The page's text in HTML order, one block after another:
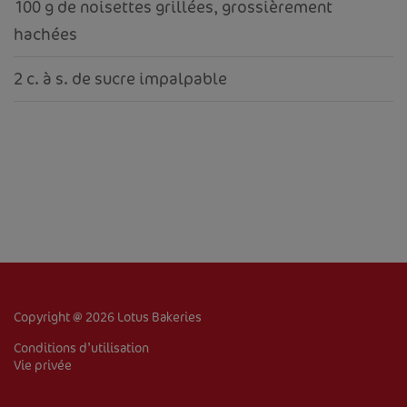
VENTE DE BISCUITS
100 g de noisettes grillées, grossièrement
hachées
2 c. à s. de sucre impalpable
Copyright @ 2026 Lotus Bakeries
Conditions d’utilisation
Vie privée